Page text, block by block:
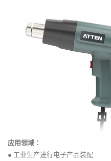
应用领域：
● 工业生产进行电子产品装配